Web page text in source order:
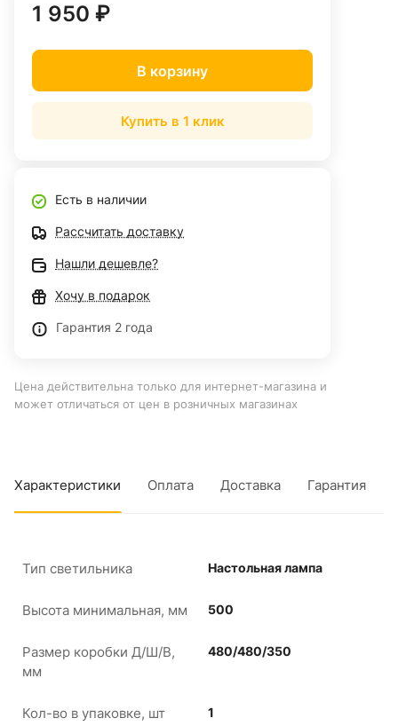
1 950 ₽
В корзину
Купить в 1 клик
Есть в наличии
Рассчитать доставку
Нашли дешевле?
Хочу в подарок
Гарантия 2 года
Цена действительна только для интернет-магазина и
может отличаться от цен в розничных магазинах
Характеристики Оплата Доставка Гарантия
Тип светильника Настольная лампа
Высота минимальная, мм 500
Размер коробки Д/Ш/В,
мм
480/480/350
Кол-во в упаковке, шт 1